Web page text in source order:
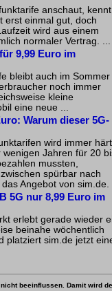
anschaut, kennt
erst einmal gut, doch
wird aus einem
normaler Vertrag. ...
9,99 Euro im
bleibt auch im Sommer
noch immer
kleine
eine neue ...
Warum dieser 5G-
wird immer
Jahren für 20
mussten,
spürbar nach
Angebot von sim.de.
5G nur 8,99 Euro im
erlebt gerade wieder
beinahe wöchentlich
platziert sim.de jetzt
beeinflussen. Damit wird